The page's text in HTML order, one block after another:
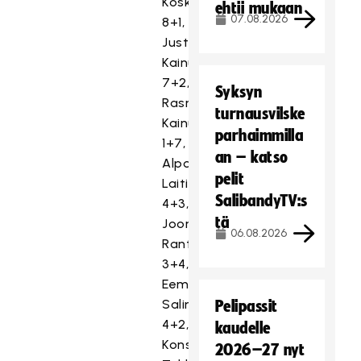
8+1,
Justus
Kainulainen
7+2,
Rasmus
Kainulainen
1+7,
Alpo
Laitila
4+3,
Joona
Rantala
3+4,
Eemeli
Salin
4+2,
Konsta
ehtii mukaan
07.08.2026
Syksyn
turnausvilske
parhaimmilla
an – katso
pelit
SalibandyTV:s
tä
06.08.2026
Pelipassit
kaudelle
2026–27 nyt